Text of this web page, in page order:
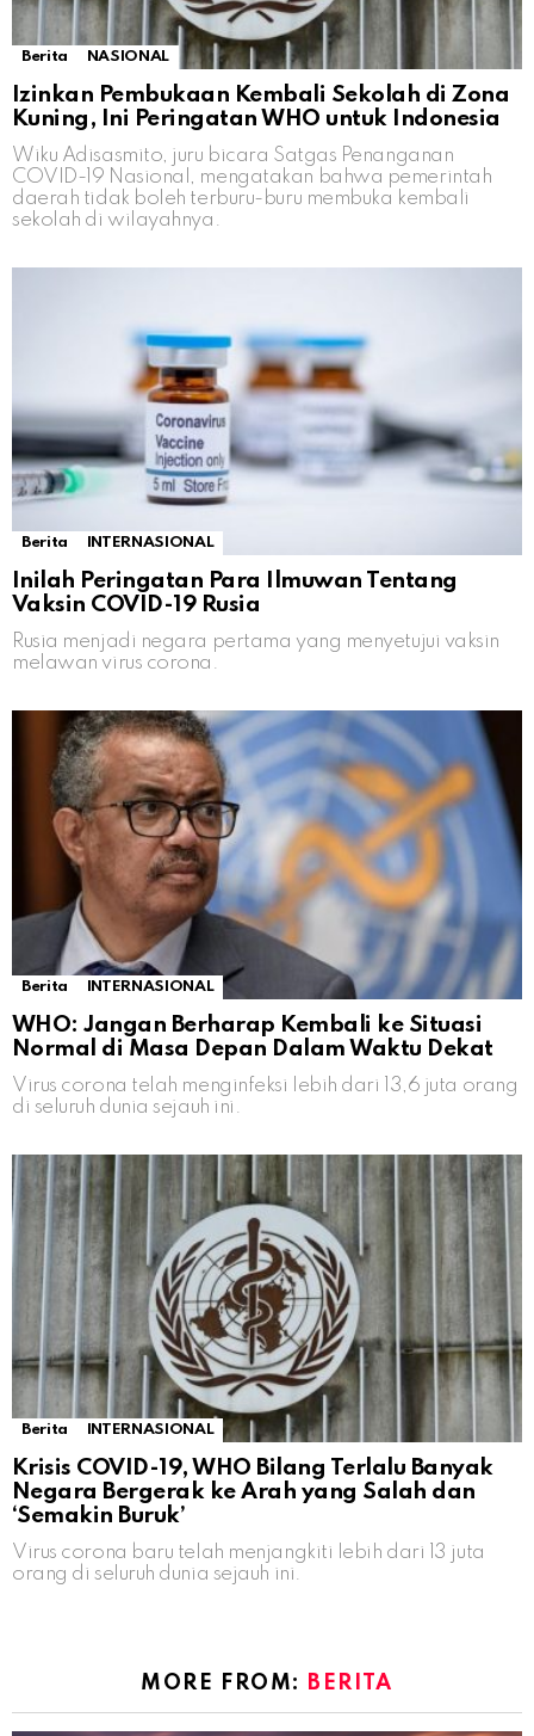
Berita NASIONAL
Izinkan Pembukaan Kembali Sekolah di Zona
Kuning, Ini Peringatan WHO untuk Indonesia
Wiku Adisasmito, juru bicara Satgas Penanganan
COVID-19 Nasional, mengatakan bahwa pemerintah
daerah tidak boleh terburu-buru membuka kembali
sekolah di wilayahnya.
Berita INTERNASIONAL
Inilah Peringatan Para Ilmuwan Tentang
Vaksin COVID-19 Rusia
Rusia menjadi negara pertama yang menyetujui vaksin
melawan virus corona.
Berita INTERNASIONAL
WHO: Jangan Berharap Kembali ke Situasi
Normal di Masa Depan Dalam Waktu Dekat
Virus corona telah menginfeksi lebih dari 13,6 juta orang
di seluruh dunia sejauh ini.
Berita INTERNASIONAL
Krisis COVID-19, WHO Bilang Terlalu Banyak
Negara Bergerak ke Arah yang Salah dan
‘Semakin Buruk’
Virus corona baru telah menjangkiti lebih dari 13 juta
orang di seluruh dunia sejauh ini.
MORE FROM: BERITA